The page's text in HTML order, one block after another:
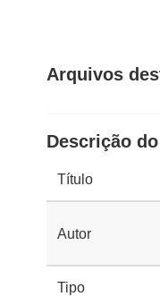
Arquivos
Descrição
Título
Autor
Tipo